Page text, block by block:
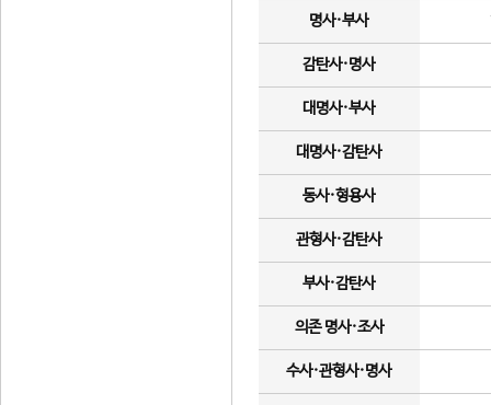
명사·부사
감탄사·명사
대명사·부사
대명사·감탄사
동사·형용사
관형사·감탄사
부사·감탄사
의존 명사·조사
수사·관형사·명사